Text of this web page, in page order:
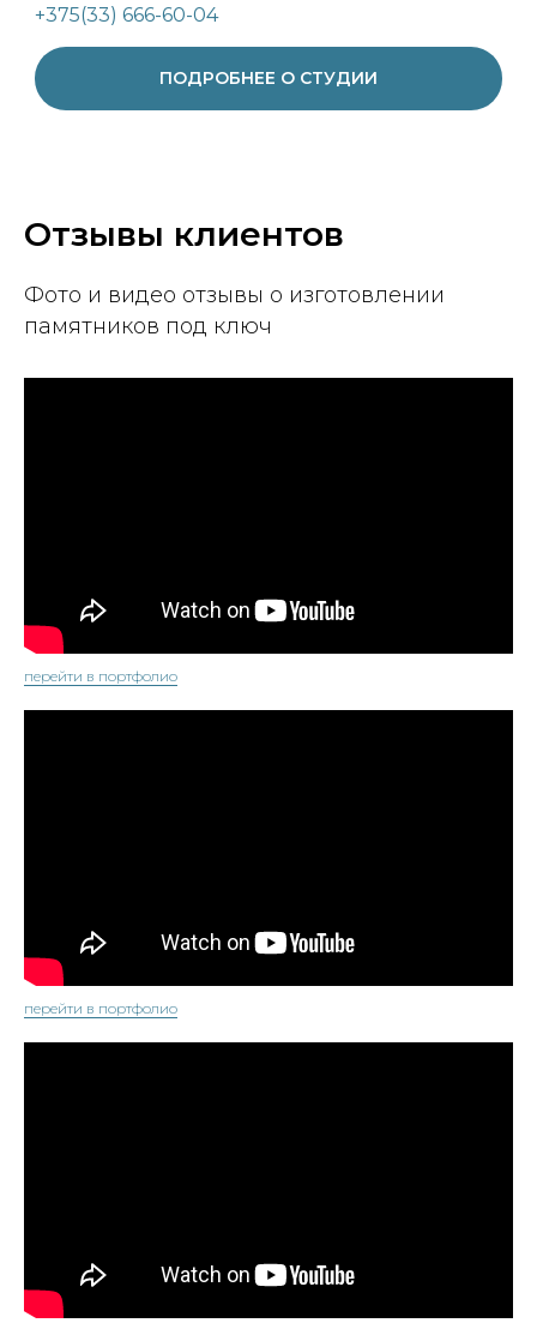
+375(33) 666-60-04
ПОДРОБНЕЕ О СТУДИИ
Отзывы клиентов
Фото и видео отзывы о изготовлении
памятников под ключ
перейти в портфолио
перейти в портфолио